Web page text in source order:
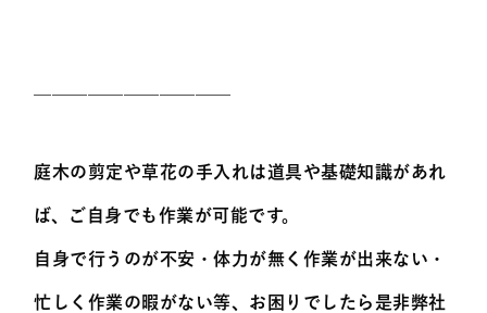
———————————
庭木の剪定や草花の手入れは道具や基礎知識があれ
ば、ご自身でも作業が可能です。
自身で行うのが不安・体力が無く作業が出来ない・
忙しく作業の暇がない等、お困りでしたら是非弊社